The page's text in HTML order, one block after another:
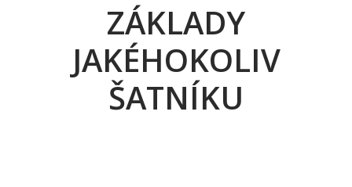
ZÁKLADY
JAKÉHOKOLIV
ŠATNÍKU